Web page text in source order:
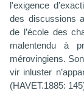
l'exigence
des discussions
de l’école des
malentendu à
mérovingiens.
vir inluster
(HAVET.1885: